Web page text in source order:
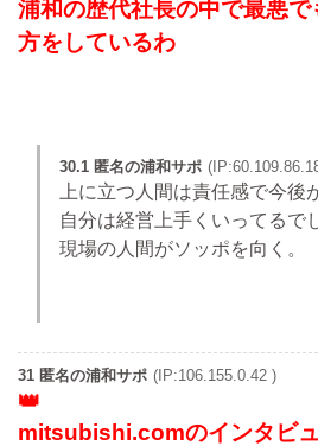
浦和の歴代社長の中で最悪で
方をしているわ
30.1 匿名の浦和サポ
上に立つ人間は責任感で今後
自分は経営上手くいってるで
現場の人間がソッポを向く。
31 匿名の浦和サポ (IP:106.155.0.42 )
mitsubishi.comのインタビ